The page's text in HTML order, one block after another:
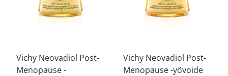
Vichy Neovadiol Post-
Menopause -
Vichy Neovadiol Post-
Menopause -yövoide